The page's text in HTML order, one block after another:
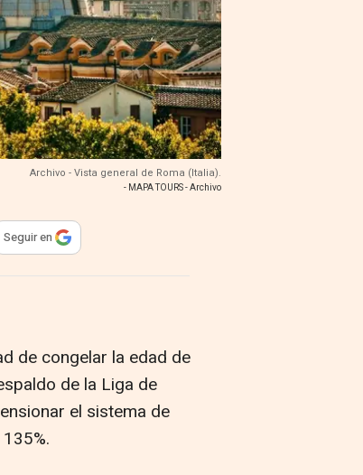
Archivo - Vista general de Roma (Italia).
- MAPA TOURS - Archivo
para compartir
Seguir en
de congelar la edad de
de la Liga de
el sistema de